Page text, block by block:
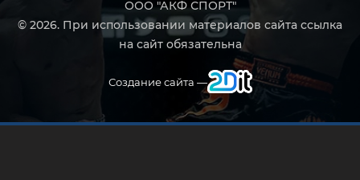
ООО "АКФ СПОРТ"
© 2026. При использовании материалов сайта ссылка
на сайт обязательна
Создание сайта —